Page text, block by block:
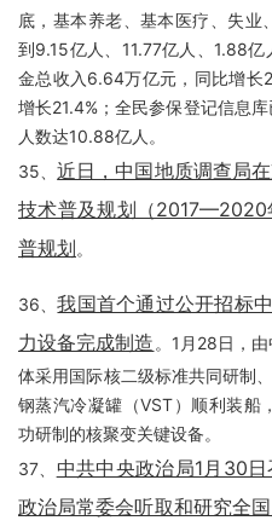
底，基本养老、基本医疗、失业
到9.15亿人、11.77亿人、1.88
金总收入6.64万亿元，同比增长
增长21.4%；全民参保登记信息
人数达10.88亿人。
35、近日，中国地质调查局
技术普及规划（2017—2020
普规划。
36、我国首个通过公开招标
力设备完成制造 。1月28日，
体采用国际核二级标准共同研制
钢蒸汽冷凝罐（VST）顺利装船
功研制的核聚变关键设备。
37、 中共中央政治局1月30
政治局常委会听取和研究全